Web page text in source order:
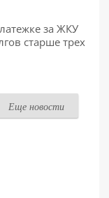
за ЖКУ
старше трех
Еще новости